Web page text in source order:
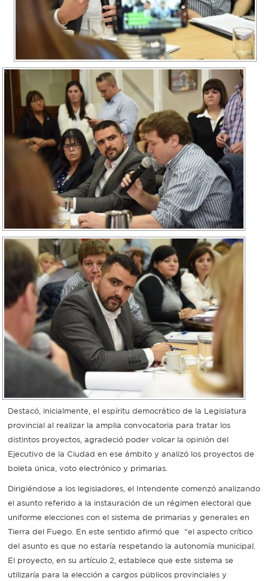
Recorrido
colectivos
Recarga
SUBE
Destacó, inicialmente, el espíritu democrático de la Legislatura
provincial al realizar la amplia convocatoria para tratar los
distintos proyectos, agradeció poder volcar la opinión del
Ejecutivo de la Ciudad en ese ámbito y analizó los proyectos de
boleta única, voto electrónico y primarias.
Dirigiéndose a los legisladores, el Intendente comenzó analizando
el asunto referido a la instauración de un régimen electoral que
uniforme elecciones con el sistema de primarias y generales en
Tierra del Fuego. En este sentido afirmó que “el aspecto crítico
del asunto es que no estaría respetando la autonomía municipal.
El proyecto, en su artículo 2, establece que este sistema se
utilizaría para la elección a cargos públicos provinciales y